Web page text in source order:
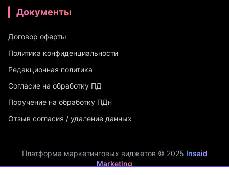
Документы
Договор оферты
Политика конфиденциальности
Редакционная политика
Согласие на обработку ПД
Поручение на обработку ПДн
Отзыв согласия / удаление данных
Платформа маркетинговых виджетов © 2025 Insaid
Marketing